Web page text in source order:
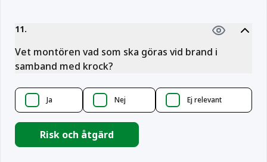
11.
Vet montören vad som ska göras vid brand i
samband med krock?
Ja Nej Ej relevant
Risk och åtgärd